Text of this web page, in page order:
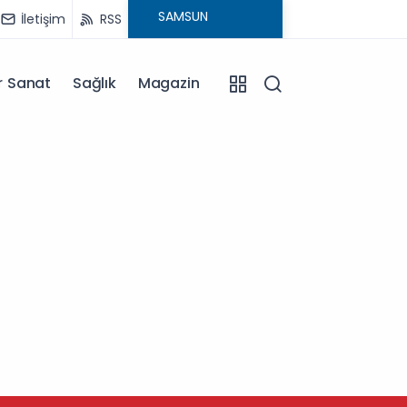
İletişim RSS
Sanat Sağlık Magazin